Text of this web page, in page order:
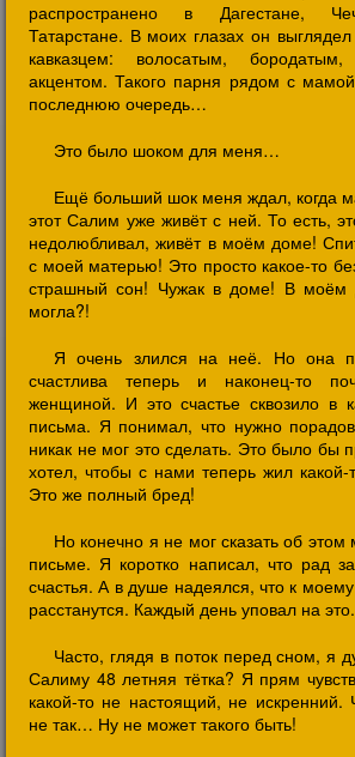
распространено в Дагестане,
Татарстане. В моих глазах он
кавказцем: волосатым,
акцентом. Такого парня рядом с
последнюю очередь…
Это было шоком для меня…
Ещё больший шок меня ждал, когда
этот Салим уже живёт с ней. То есть,
недолюбливал, живёт в моём доме!
с моей матерью! Это просто какое-то
страшный сон! Чужак в доме! В моём
могла?!
Я очень злился на неё. Но она
счастлива теперь и наконец-то
женщиной. И это счастье сквозило в
письма. Я понимал, что нужно
никак не мог это сделать. Это было бы
хотел, чтобы с нами теперь жил
Это же полный бред!
Но конечно я не мог сказать об этом
письме. Я коротко написал, что рад
счастья. А в душе надеялся, что к
расстанутся. Каждый день уповал на это.
Часто, глядя в поток перед сном, я
Салиму 48 летняя тётка? Я прям
какой-то не настоящий, не искренний.
не так… Ну не может такого быть!